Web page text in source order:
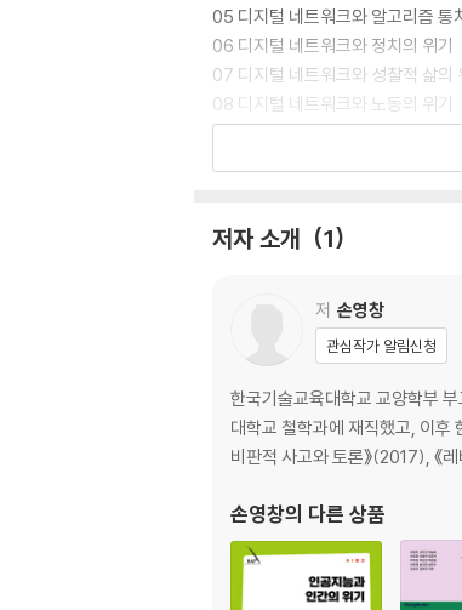
05 디지털 네트워크와 알고리즘 통
06 디지털 네트워크와 정치의 위기
07 디지털 네트워크와 성찰적 삶의
08 디지털 네트워크와 노동의 위기
09 인공지능과 전쟁의 변화
저자 소개 1
저 손영창
관심작가 알림신청
한국기술교육대학교 교양학부
대학교 철학과에 재직했고, 이후
비판적 사고와 토론》(2017), 《
손영창의 다른 상품